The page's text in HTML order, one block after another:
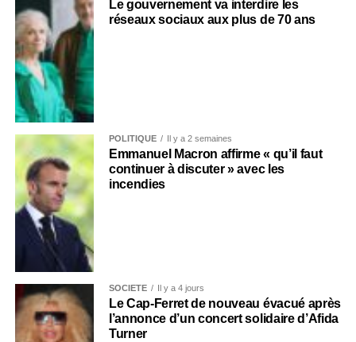
Le gouvernement va interdire les
réseaux sociaux aux plus de 70 ans
POLITIQUE Il y a 2 semaines
Emmanuel Macron affirme « qu’il faut
continuer à discuter » avec les
incendies
SOCIÉTÉ Il y a 4 jours
Le Cap-Ferret de nouveau évacué après
l’annonce d’un concert solidaire d’Afida
Turner